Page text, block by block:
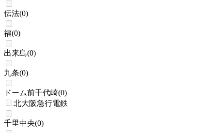
伝法(0)
福(0)
出来島(0)
九条(0)
ドーム前千代崎(0)
北大阪急行電鉄
千里中央(0)